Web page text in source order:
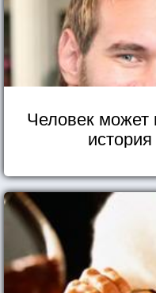
Человек может